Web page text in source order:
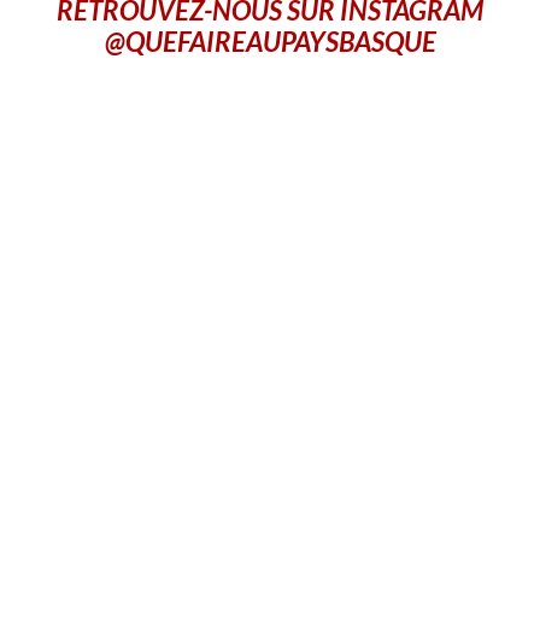
RETROUVEZ-NOUS SUR INSTAGRAM
@QUEFAIREAUPAYSBASQUE